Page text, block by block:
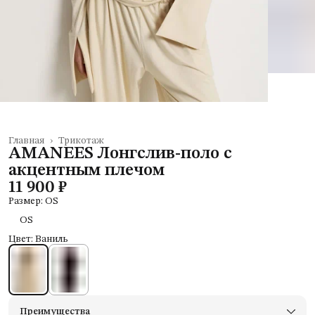
Трикотаж
Главная ›
AMANEES Лонгслив-поло с
акцентным плечом
11 900 ₽
Размер: OS
OS
Цвет: Ваниль
Преимущества